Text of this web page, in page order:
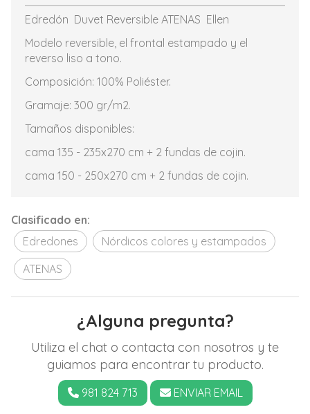
Edredón Duvet Reversible ATENAS Ellen
Modelo reversible, el frontal estampado y el
reverso liso a tono.
Composición: 100% Poliéster.
Gramaje: 300 gr/m2.
Tamaños disponibles:
cama 135 - 235x270 cm + 2 fundas de cojin.
cama 150 - 250x270 cm + 2 fundas de cojin.
Clasificado en:
Edredones
Nórdicos colores y estampados
ATENAS
¿Alguna pregunta?
Utiliza el chat o contacta con nosotros y te
guiamos para encontrar tu producto.
981 824 713 ENVIAR EMAIL